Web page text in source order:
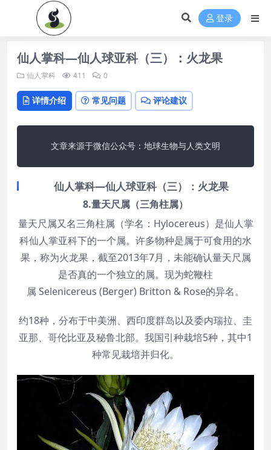
登录
仙人掌科—仙人球亚科（三）：火龙果
仙人掌科 411 0
详情介绍 常见问题 评论建议
文章来源于微信公众号：地球生物与人类文明
仙人掌科—仙人球亚科（三）：火龙果
8.量天尺属（三角柱属）
量天尺属又名三角柱属（学名：Hylocereus）是仙人掌
科仙人掌亚科下的一个属。许多物种是属于可食用的水
果，称为火龙果，截至2013年7月，未能确认量天尺属
是否真的一个独立的属。现为蛇鞭柱
属 Selenicereus (Berger) Britton & Rose的异名。
约18种，分布于中美洲、西印度群岛以及委内瑞拉、圭
亚那、哥伦比亚及秘鲁北部。我国引种栽培5种，其中1
种常见栽培并归化。